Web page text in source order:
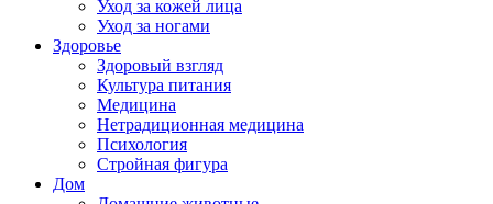
Уход за кожей лица
Уход за ногами
Здоровье
Здоровый взгляд
Культура питания
Медицина
Нетрадиционная медицина
Психология
Стройная фигура
Дом